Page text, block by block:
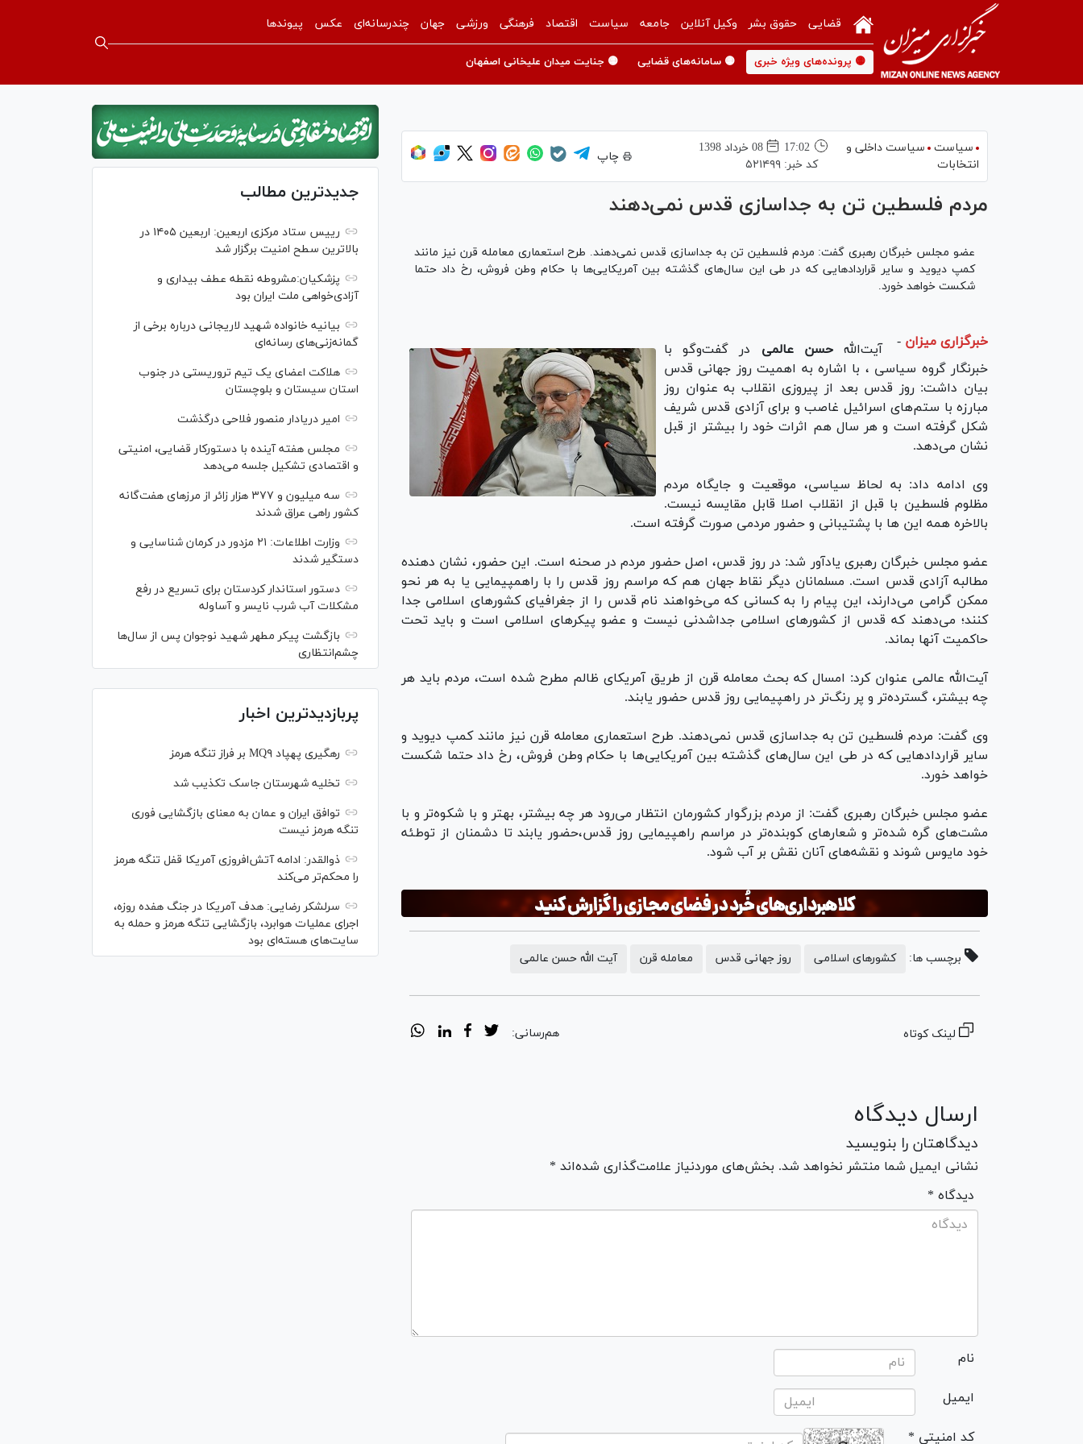
قضایی حقوق بشر وکیل آنلاین جامعه سیاست اقتصاد فرهنگی ورزشی جهان چندرسانه‌ای عکس پیوندها
🟡 پرونده‌های ویژه خبری 🟡 سامانه‌های قضایی 🟡 جنایت میدان علیخانی اصفهان
سیاست
سیاست داخلی و
انتخابات
17:02
08 خرداد 1398
کد خبر:۵۲۱۴۹۹
چاپ
مردم فلسطین تن به جداسازی قدس نمی‌دهند
عضو مجلس خبرگان رهبری گفت: مردم فلسطین تن به جداسازی قدس نمی‌دهند. طرح استعماری معامله قرن نیز مانند
کمپ دیوید و سایر قرارداد‌هایی که در طی این سال‌های گذشته بین آمریکایی‌ها با حکام وطن فروش، رخ داد حتما
شکست خواهد خورد.
خبرگزاری میزان - آیت‌اللهحسن عالمی در گفت‌وگو با
خبرنگار گروه سیاسی ، با اشاره به اهمیت روز جهانی قدس
بیان داشت: روز قدس بعد از پیروزی انقلاب به عنوان روز
مبارزه با ستم‌های اسرائیل غاصب و برای آزادی قدس شریف
شکل گرفته است و هر سال هم اثرات خود را بیشتر از قبل
نشان می‌دهد.
وی ادامه داد: به لحاظ سیاسی، موقعیت و جایگاه مردم
مظلوم فلسطین با قبل از انقلاب اصلا قابل مقایسه نیست.
بالاخره همه این ها با پشتیبانی و حضور مردمی صورت گرفته است.
عضو مجلس خبرگان رهبری یادآور شد: در روز قدس، اصل حضور مردم در صحنه است. این حضور، نشان دهنده
مطالبه آزادی قدس است. مسلمانان دیگر نقاط جهان هم که مراسم روز قدس را با راهمپیمایی یا به هر نحو
ممکن گرامی می‌دارند، این پیام را به کسانی که می‌خواهند نام قدس را از جغرافیای کشور‌های اسلامی جدا
کنند؛ می‌دهند که قدس از کشور‌های اسلامی جداشدنی نیست و عضو پیکر‌های اسلامی است و باید تحت
حاکمیت آنها بماند.
آیت‌الله عالمی عنوان کرد: امسال که بحث معامله قرن از طریق آمریکای ظالم مطرح شده است، مردم باید هر
چه بیشتر، گسترده‌تر و پر رنگ‌تر در راهپیمایی روز قدس حضور یابند.
وی گفت: مردم فلسطین تن به جداسازی قدس نمی‌دهند. طرح استعماری معامله قرن نیز مانند کمپ دیوید و
سایر قرارداد‌هایی که در طی این سال‌های گذشته بین آمریکایی‌ها با حکام وطن فروش، رخ داد حتما شکست
خواهد خورد.
عضو مجلس خبرگان رهبری گفت: از مردم بزرگوار کشورمان انتظار می‌رود هر چه بیشتر، بهتر و با شکوه‌تر و با
مشت‌های گره شده‌تر و شعار‌های کوبنده‌تر در مراسم راهپیمایی روز قدس،حضور یابند تا دشمنان از توطئه
خود مایوس شوند و نقشه‌های آنان نقش بر آب شود.
برچسب ها: کشورهای اسلامی روز جهانی قدس معامله قرن آیت الله حسن عالمی
لینک کوتاه هم‌رسانی:
ارسال دیدگاه
دیدگاهتان را بنویسید
نشانی ایمیل شما منتشر نخواهد شد. بخش‌های موردنیاز علامت‌گذاری شده‌اند *
* دیدگاه
نام
ایمیل
* کد امنیتی
جدیدترین مطالب
رییس ستاد مرکزی اربعین: اربعین ۱۴۰۵ در
بالاترین سطح امنیت برگزار شد
پزشکیان:مشروطه نقطه عطف بیداری و
آزادی‌خواهی ملت ایران بود
بیانیه خانواده شهید لاریجانی درباره برخی از
گمانه‌زنی‌های رسانه‌ای
هلاکت اعضای یک تیم تروریستی در جنوب
استان سیستان و بلوچستان
امیر دریادار منصور فلاحی درگذشت
مجلس هفته آینده با دستورکار قضایی، امنیتی
و اقتصادی تشکیل جلسه می‌دهد
سه میلیون و ۳۷۷ هزار زائر از مرز‌های هفت‌گانه
کشور راهی عراق شدند
وزارت اطلاعات: ۲۱ مزدور در کرمان شناسایی و
دستگیر شدند
دستور استاندار کردستان برای تسریع در رفع
مشکلات آب شرب نایسر و آساوله
بازگشت پیکر مطهر شهید نوجوان پس از سال‌ها
چشم‌انتظاری
پربازدیدترین اخبار
رهگیری پهپاد MQ۹ بر فراز تنگه هرمز
تخلیه شهرستان جاسک تکذیب شد
توافق ایران و عمان به معنای بازگشایی فوری
تنگه هرمز نیست
ذوالقدر: ادامه آتش‌افروزی آمریکا قفل تنگه هرمز
را محکم‌تر می‌کند
سرلشکر رضایی: هدف آمریکا در جنگ هفده روزه،
اجرای عملیات هوابرد، بازگشایی تنگه هرمز و حمله به
سایت‌های هسته‌ای بود